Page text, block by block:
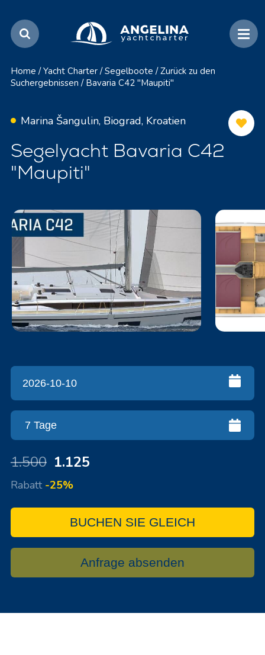
Home / Yacht Charter / Segelboote / Zurück zu den
Suchergebnissen / Bavaria C42 "Maupiti"
Marina Šangulin, Biograd, Kroatien
Segelyacht Bavaria C42
"Maupiti"
1.500 1.125
Rabatt -25%
BUCHEN SIE GLEICH
Anfrage absenden